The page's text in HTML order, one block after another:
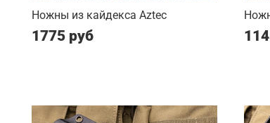
Ножны из кайдекса Aztec
1775 руб